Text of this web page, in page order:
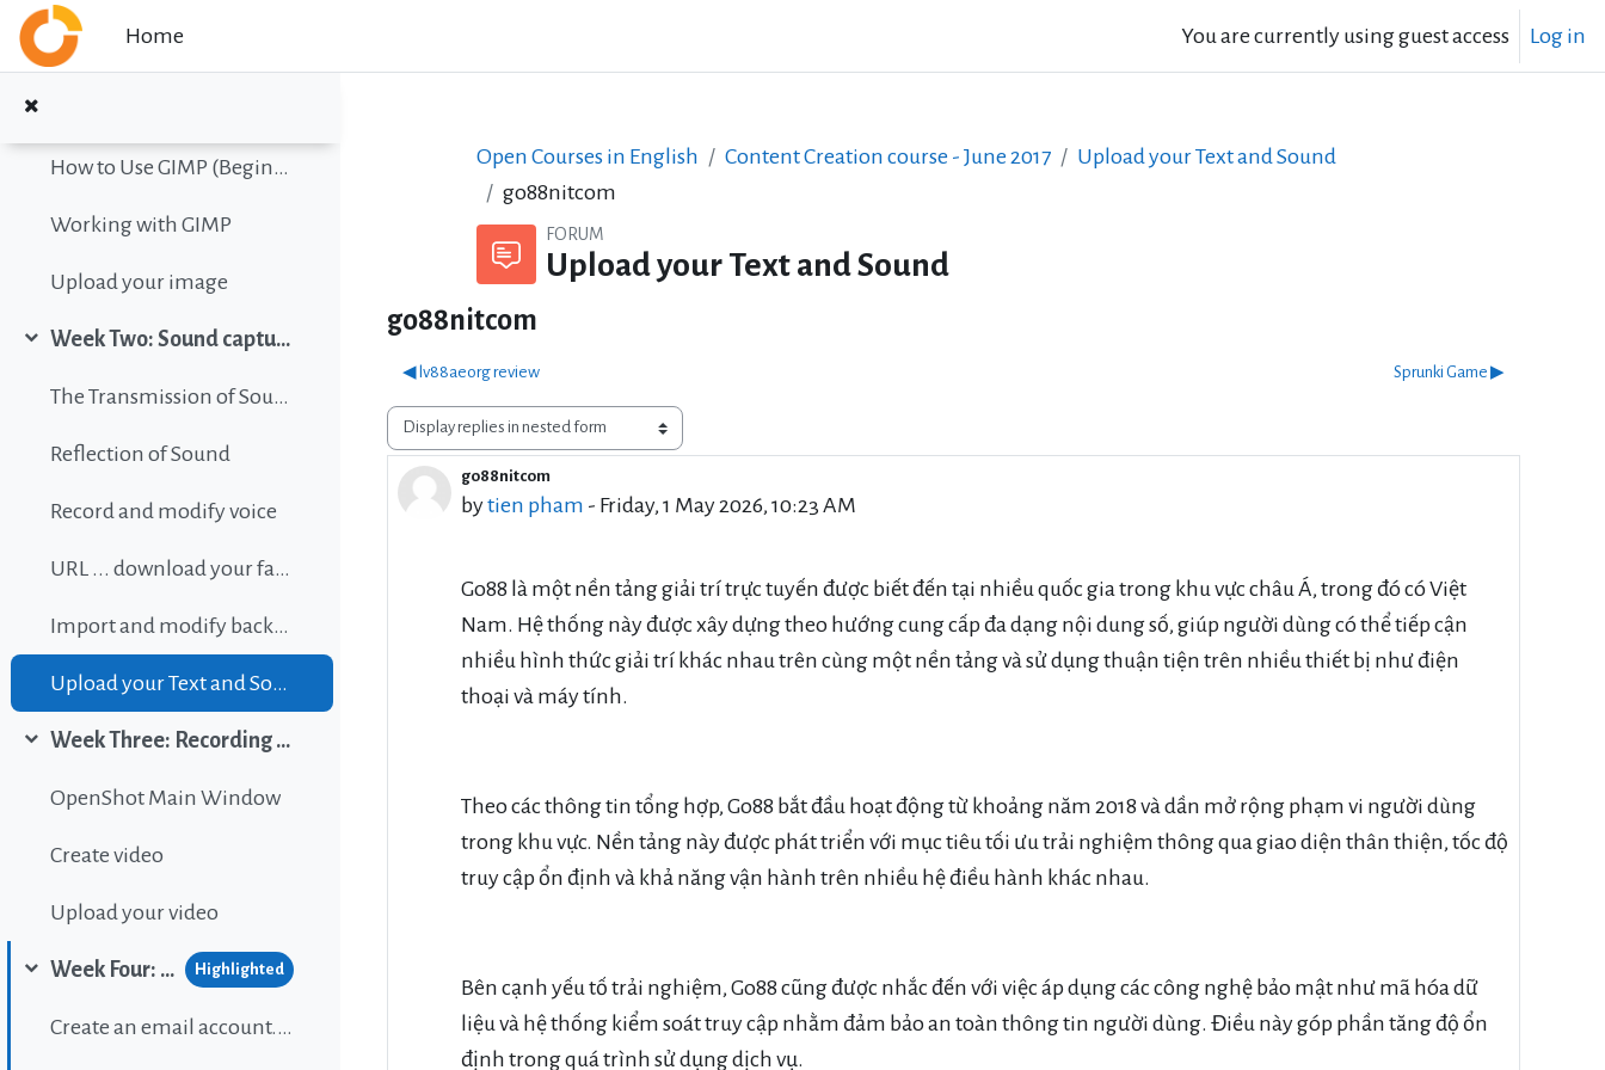
Skip to main content
Home
You are currently using guest access Log in
Collapse
Color vision simulation
How to Use GIMP (Beginners Guide)
Working with GIMP
Upload your image
Week Two: Sound capture and editing
The Transmission of Sound
Reflection of Sound
Record and modify voice
URL ... download your favorite background music
Import and modify background sound
Upload your Text and Sound
Week Three: Recording and editing video
OpenShot Main Window
Create video
Upload your video
Week Four: Publishing content on Wordpress Highlighted
Create an email account...If gou don't have one.
Open Courses in English Content Creation course - June 2017
Upload your Text and Sound
go88nitcom
FORUM
Upload your Text and Sound
go88nitcom
◀︎ lv88aeorg review Sprunki Game ▶︎
Display mode
go88nitcom
bytien pham - Friday, 1 May 2026, 10:23 AM
Number of replies: 1
Go88 là một nền tảng giải trí trực tuyến được biết đến tại nhiều quốc gia trong khu vực châu Á, trong đó có Việt
Nam. Hệ thống này được xây dựng theo hướng cung cấp đa dạng nội dung số, giúp người dùng có thể tiếp cận
nhiều hình thức giải trí khác nhau trên cùng một nền tảng và sử dụng thuận tiện trên nhiều thiết bị như điện
thoại và máy tính.
Theo các thông tin tổng hợp, Go88 bắt đầu hoạt động từ khoảng năm 2018 và dần mở rộng phạm vi người dùng
trong khu vực. Nền tảng này được phát triển với mục tiêu tối ưu trải nghiệm thông qua giao diện thân thiện, tốc độ
truy cập ổn định và khả năng vận hành trên nhiều hệ điều hành khác nhau.
Bên cạnh yếu tố trải nghiệm, Go88 cũng được nhắc đến với việc áp dụng các công nghệ bảo mật như mã hóa dữ
liệu và hệ thống kiểm soát truy cập nhằm đảm bảo an toàn thông tin người dùng. Điều này góp phần tăng độ ổn
định trong quá trình sử dụng dịch vụ.